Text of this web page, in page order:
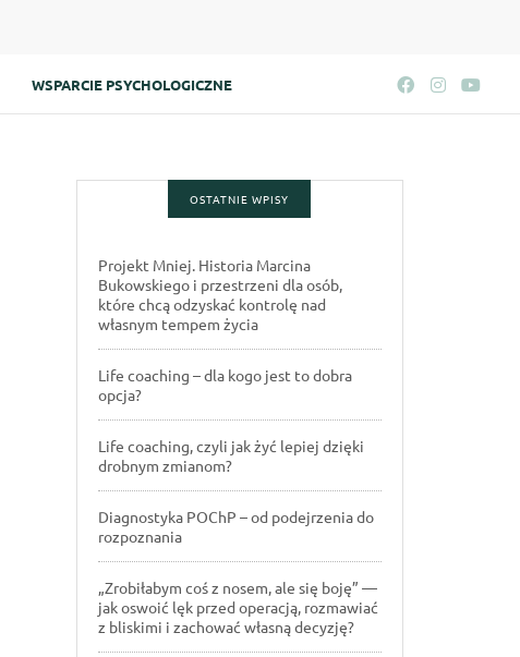
WSPARCIE PSYCHOLOGICZNE
OSTATNIE WPISY
Projekt Mniej. Historia Marcina
Bukowskiego i przestrzeni dla osób,
które chcą odzyskać kontrolę nad
własnym tempem życia
Life coaching – dla kogo jest to dobra
opcja?
Life coaching, czyli jak żyć lepiej dzięki
drobnym zmianom?
Diagnostyka POChP – od podejrzenia do
rozpoznania
„Zrobiłabym coś z nosem, ale się boję” —
jak oswoić lęk przed operacją, rozmawiać
z bliskimi i zachować własną decyzję?